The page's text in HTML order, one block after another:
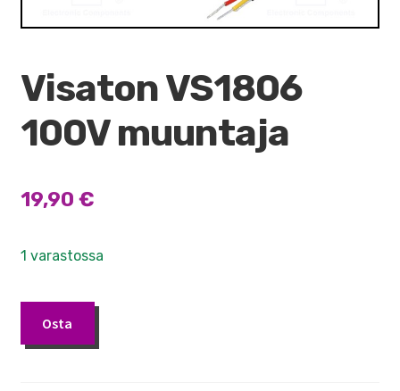
Visaton VS1806
100V muuntaja
19,90 €
1 varastossa
VS1806
Osta